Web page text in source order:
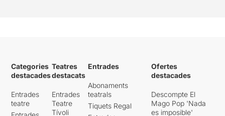
Categories
destacades
Entrades
teatre
Teatres
destacats
Entrades
Teatre
Tívoli
Entrades
Abonaments
teatrals
Tiquets Regal
Ofertes
destacades
Descompte El
Mago Pop 'Nada
es imposible'